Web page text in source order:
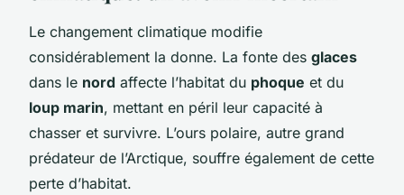
Le changement climatique modifie
considérablement la donne. La fonte des glaces
dans le nord affecte l’habitat du phoque et du
loup marin, mettant en péril leur capacité à
chasser et survivre. L’ours polaire, autre grand
prédateur de l’Arctique, souffre également de cette
perte d’habitat.